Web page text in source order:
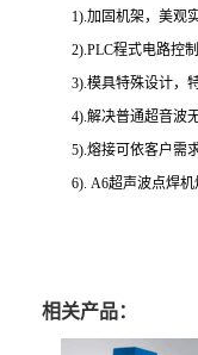
1).加固机架，美观实
2).PLC程式电路控
3).模具特殊设计，
4).解决普通超音波
5).熔接可依客户需
6). A6超声波点焊机
相关产品：